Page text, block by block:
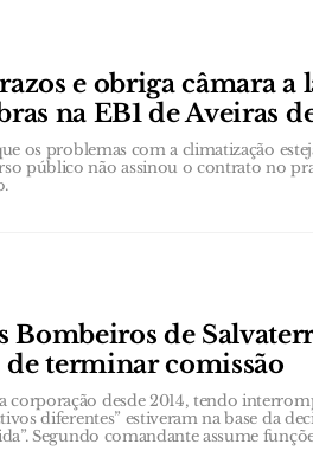
e obriga câmara a
na EB1 de Aveiras
os problemas com a climatização
público não assinou o contrato no
Bombeiros de
de terminar comissão
corporação desde 2014, tendo
diferentes” estiveram na base da
Segundo comandante assume